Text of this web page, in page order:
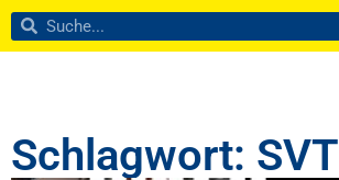
Schlagwort: SVT